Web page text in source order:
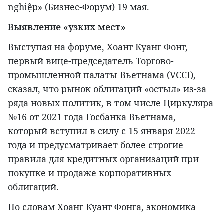
nghiệp» (Бизнес-Форум) 19 мая.
Выявление «узких мест»
Выступая на форуме, Хоанг Куанг Фонг,
первый вице-председатель Торгово-
промышленной палаты Вьетнама (VCCI),
сказал, что рынок облигаций «остыл» из-за
ряда новых политик, в том числе Циркуляра
№16 от 2021 года Госбанка Вьетнама,
который вступил в силу с 15 января 2022
года и предусматривает более строгие
правила для кредитных организаций при
покупке и продаже корпоративных
облигаций.
По словам Хоанг Куанг Фонга, экономика